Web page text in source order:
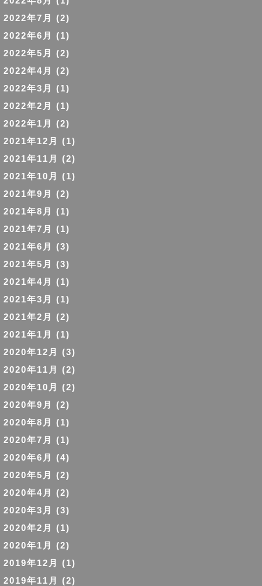
2022年7月
(2)
2022年6月
(1)
2022年5月
(2)
2022年4月
(2)
2022年3月
(1)
2022年2月
(1)
2022年1月
(2)
2021年12月
(1)
2021年11月
(2)
2021年10月
(1)
2021年9月
(2)
2021年8月
(1)
2021年7月
(1)
2021年6月
(3)
2021年5月
(3)
2021年4月
(1)
2021年3月
(1)
2021年2月
(2)
2021年1月
(1)
2020年12月
(3)
2020年11月
(2)
2020年10月
(2)
2020年9月
(2)
2020年8月
(1)
2020年7月
(1)
2020年6月
(4)
2020年5月
(2)
2020年4月
(2)
2020年3月
(3)
2020年2月
(1)
2020年1月
(2)
2019年12月
(1)
2019年11月
(2)